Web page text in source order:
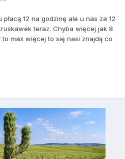
płacą 12 na godzinę ale u nas za 12
teraz. Chyba więcej jak 8
max więcej to się nasi znajdą co